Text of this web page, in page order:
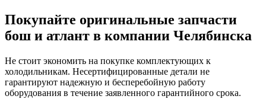
Покупайте оригинальные запчасти
бош и атлант в компании Челябинска
Не стоит экономить на покупке комплектующих к
холодильникам. Несертифицированные детали не
гарантируют надежную и бесперебойную работу
оборудования в течение заявленного гарантийного срока.